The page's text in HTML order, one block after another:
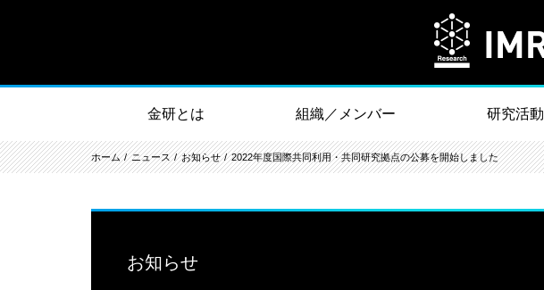
金研とは 組織／メンバー 研究活動
ホーム ニュース お知らせ 2022年度国際共同利用・共同研究拠点の公募を開始しました
お知らせ